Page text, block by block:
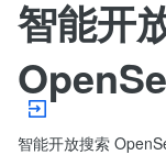
智能开
智能开放搜索